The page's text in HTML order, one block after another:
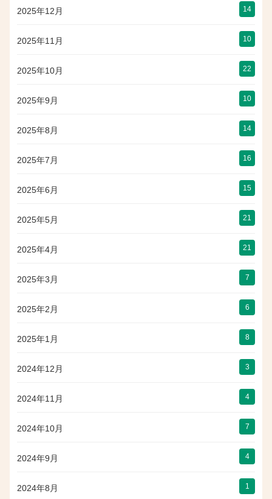
2025年12月 14
2025年11月 10
2025年10月 22
2025年9月 10
2025年8月 14
2025年7月 16
2025年6月 15
2025年5月 21
2025年4月 21
2025年3月 7
2025年2月 6
2025年1月 8
2024年12月 3
2024年11月 4
2024年10月 7
2024年9月 4
2024年8月 1